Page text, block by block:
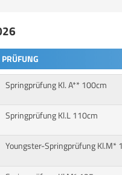
PRÜFUNG
Springprüfung Kl. A** 100cm
Springprüfung Kl.L 110cm
Youngster-Springprüfung Kl.M*